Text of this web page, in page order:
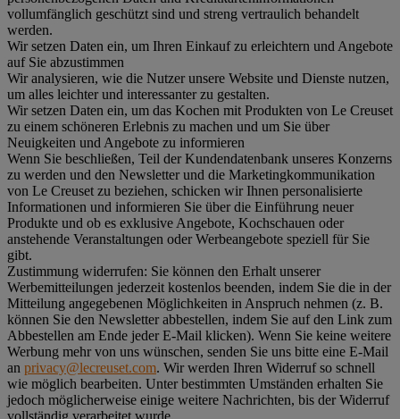
vollumfänglich geschützt sind und streng vertraulich behandelt
werden.
Wir setzen Daten ein, um Ihren Einkauf zu erleichtern und Angebote
auf Sie abzustimmen
Wir analysieren, wie die Nutzer unsere Website und Dienste nutzen,
um alles leichter und interessanter zu gestalten.
Wir setzen Daten ein, um das Kochen mit Produkten von Le Creuset
zu einem schöneren Erlebnis zu machen und um Sie über
Neuigkeiten und Angebote zu informieren
Wenn Sie beschließen, Teil der Kundendatenbank unseres Konzerns
zu werden und den Newsletter und die Marketingkommunikation
von Le Creuset zu beziehen, schicken wir Ihnen personalisierte
Informationen und informieren Sie über die Einführung neuer
Produkte und ob es exklusive Angebote, Kochschauen oder
anstehende Veranstaltungen oder Werbeangebote speziell für Sie
gibt.
Zustimmung widerrufen: Sie können den Erhalt unserer
Werbemitteilungen jederzeit kostenlos beenden, indem Sie die in der
Mitteilung angegebenen Möglichkeiten in Anspruch nehmen (z. B.
können Sie den Newsletter abbestellen, indem Sie auf den Link zum
Abbestellen am Ende jeder E-Mail klicken). Wenn Sie keine weitere
Werbung mehr von uns wünschen, senden Sie uns bitte eine E-Mail
an privacy@lecreuset.com. Wir werden Ihren Widerruf so schnell
wie möglich bearbeiten. Unter bestimmten Umständen erhalten Sie
jedoch möglicherweise einige weitere Nachrichten, bis der Widerruf
vollständig verarbeitet wurde.